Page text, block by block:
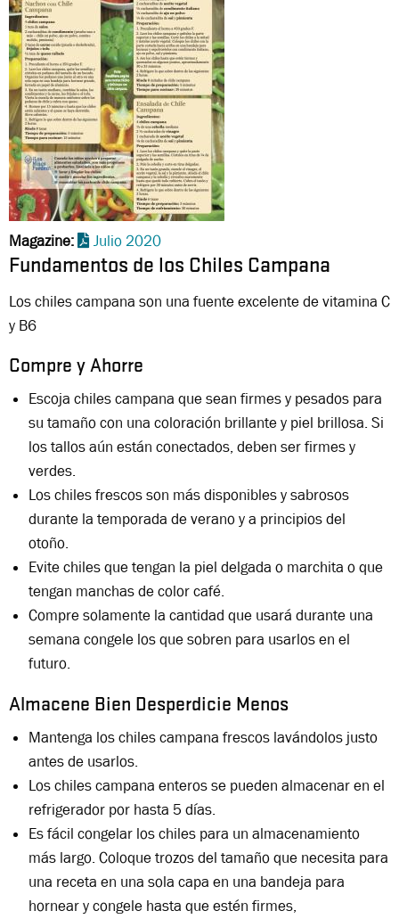
Magazine Julio 2020
Fundamentos de los Chiles Campana
Los chiles campana son una fuente excelente de vitamina C
y B6
Compre y Ahorre
Escoja chiles campana que sean firmes y pesados para
su tamaño con una coloración brillante y piel brillosa. Si
los tallos aún están conectados, deben ser firmes y
verdes.
Los chiles frescos son más disponibles y sabrosos
durante la temporada de verano y a principios del
otoño.
Evite chiles que tengan la piel delgada o marchita o que
tengan manchas de color café.
Compre solamente la cantidad que usará durante una
semana congele los que sobren para usarlos en el
futuro.
Almacene Bien Desperdicie Menos
Mantenga los chiles campana frescos lavándolos justo
antes de usarlos.
Los chiles campana enteros se pueden almacenar en el
refrigerador por hasta 5 días.
Es fácil congelar los chiles para un almacenamiento
más largo. Coloque trozos del tamaño que necesita para
una receta en una sola capa en una bandeja para
hornear y congele hasta que estén firmes,